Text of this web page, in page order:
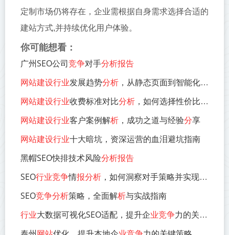
定制市场仍将存在，企业需根据自身需求选择合适的
建站方式,并持续优化用户体验。
你可能想看：
广州SEO公司竞争对手分析报告
网站建设行业发展趋势分析 ，从静态页面到智能化平台的演进
网站建设行业收费标准对比分析 ，如何选择性价比最高的服务？
网站建设行业客户案例解析 ，成功之道与经验分享
网站建设行业十大暗坑，资深运营的血泪避坑指南
黑帽SEO快排技术风险分析报告
SEO行业竞争情报分析 ，如何洞察对手策略并实现超越
SEO竞争分析策略，全面解析与实战指南
行业大数据可视化SEO适配，提升企业竞争力的关键策略